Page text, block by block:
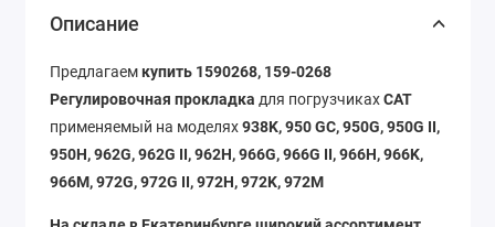
Описание
Предлагаем купить 1590268, 159-0268
Регулировочная прокладка для погрузчикахCAT
применяемый на моделях938K, 950 GC, 950G, 950G II,
950H, 962G, 962G II, 962H, 966G, 966G II, 966H, 966K,
966M, 972G, 972G II, 972H, 972K, 972M